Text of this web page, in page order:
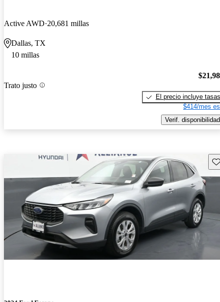
Active AWD 20,681 millas
Dallas, TX
10 millas
Trato justo
El precio incluye tasas
$414/mes
Verif. disponibilidad